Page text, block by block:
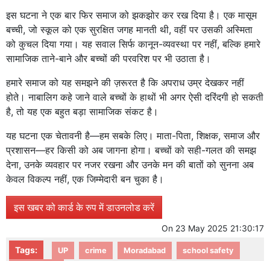
इस घटना ने एक बार फिर समाज को झकझोर कर रख दिया है। एक मासूम
बच्ची, जो स्कूल को एक सुरक्षित जगह मानती थी, वहीं पर उसकी अस्मिता
को कुचल दिया गया। यह सवाल सिर्फ कानून-व्यवस्था पर नहीं, बल्कि हमारे
सामाजिक ताने-बाने और बच्चों की परवरिश पर भी उठाता है।
हमारे समाज को यह समझने की ज़रूरत है कि अपराध उम्र देखकर नहीं
होते। नाबालिग कहे जाने वाले बच्चों के हाथों भी अगर ऐसी दरिंदगी हो सकती
है, तो यह एक बहुत बड़ा सामाजिक संकट है।
यह घटना एक चेतावनी है—हम सबके लिए। माता-पिता, शिक्षक, समाज और
प्रशासन—हर किसी को अब जागना होगा। बच्चों को सही-गलत की समझ
देना, उनके व्यवहार पर नजर रखना और उनके मन की बातों को सुनना अब
केवल विकल्प नहीं, एक जिम्मेदारी बन चुका है।
इस खबर को कार्ड के रुप में डाउनलोड करें
On 23 May 2025 21:30:17
Tags: UP crime Moradabad
school safety